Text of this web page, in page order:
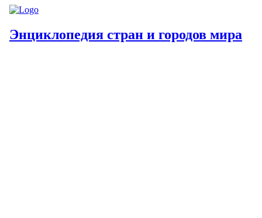
Энциклопедия стран и городов мира